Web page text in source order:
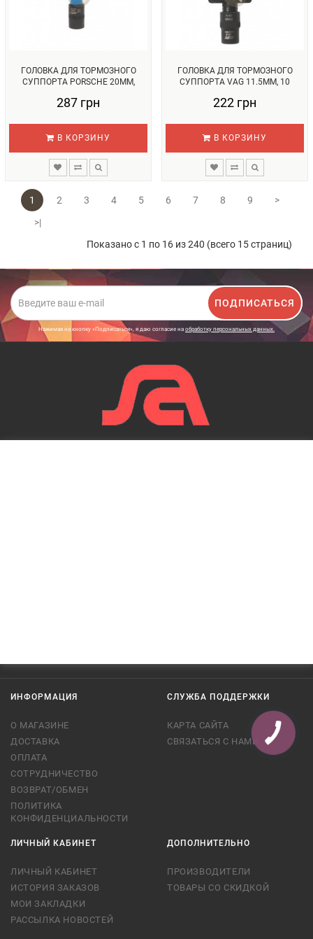
ГОЛОВКА ДЛЯ ТОРМОЗНОГО
СУППОРТА PORSСHE 20ММ,
287 грн
В КОРЗИНУ
ГОЛОВКА ДЛЯ ТОРМОЗНОГО
СУППОРТА VAG 11.5ММ, 10
222 грн
В КОРЗИНУ
1 2 3 4 5 6 7 8 9
>
>|
Показано с 1 по 16 из 240 (всего 15 страниц)
ПОДПИСАТЬСЯ
Нажимая на кнопку «Подписаться», я даю cогласие на обработку персональных данных.
ИНФОРМАЦИЯ
О МАГАЗИНЕ
ДОСТАВКА
ОПЛАТА
СОТРУДНИЧЕСТВО
ВОЗВРАТ/ОБМЕН
ПОЛИТИКА
КОНФИДЕНЦИАЛЬНОСТИ
СЛУЖБА ПОДДЕРЖКИ
КАРТА САЙТА
СВЯЗАТЬСЯ С НАМИ
ЛИЧНЫЙ КАБИНЕТ
ЛИЧНЫЙ КАБИНЕТ
ИСТОРИЯ ЗАКАЗОВ
МОИ ЗАКЛАДКИ
РАССЫЛКА НОВОСТЕЙ
ДОПОЛНИТЕЛЬНО
ПРОИЗВОДИТЕЛИ
ТОВАРЫ СО СКИДКОЙ